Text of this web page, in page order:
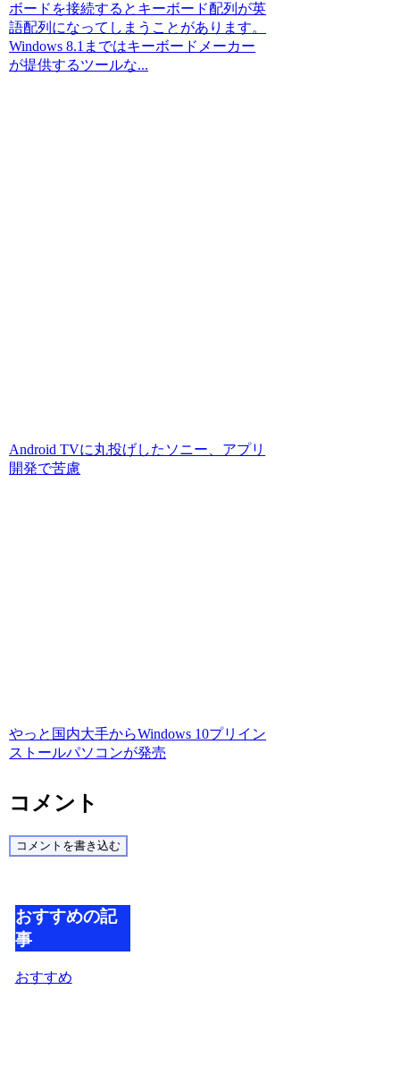
ボードを接続するとキーボード配列が英
語配列になってしまうことがあります。
Windows 8.1まではキーボードメーカー
が提供するツールな...
Android TVに丸投げしたソニー、アプリ
開発で苦慮
やっと国内大手からWindows 10プリイン
ストールパソコンが発売
コメント
コメントを書き込む
おすすめの記
事
おすすめ